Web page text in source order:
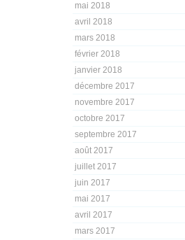
mai 2018
avril 2018
mars 2018
février 2018
janvier 2018
décembre 2017
novembre 2017
octobre 2017
septembre 2017
août 2017
juillet 2017
juin 2017
mai 2017
avril 2017
mars 2017